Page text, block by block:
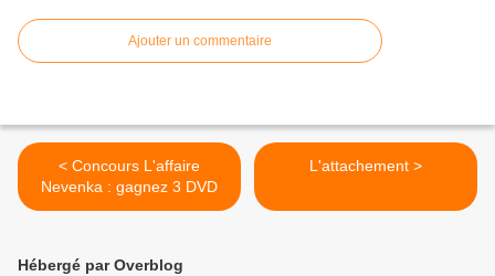
Ajouter un commentaire
< Concours L'affaire
Nevenka : gagnez 3 DVD
L'attachement >
Hébergé par Overblog